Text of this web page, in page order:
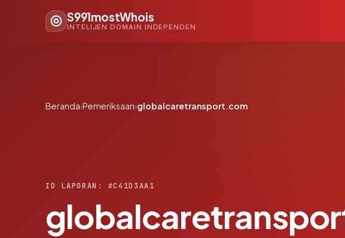
S991mostWhois
INTELIJEN DOMAIN INDEPENDEN
Beranda›Pemeriksaan›globalcaretransport.com
ID LAPORAN: #C41D3AA1